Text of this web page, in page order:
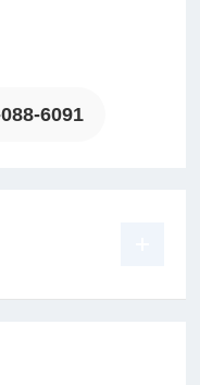
6091